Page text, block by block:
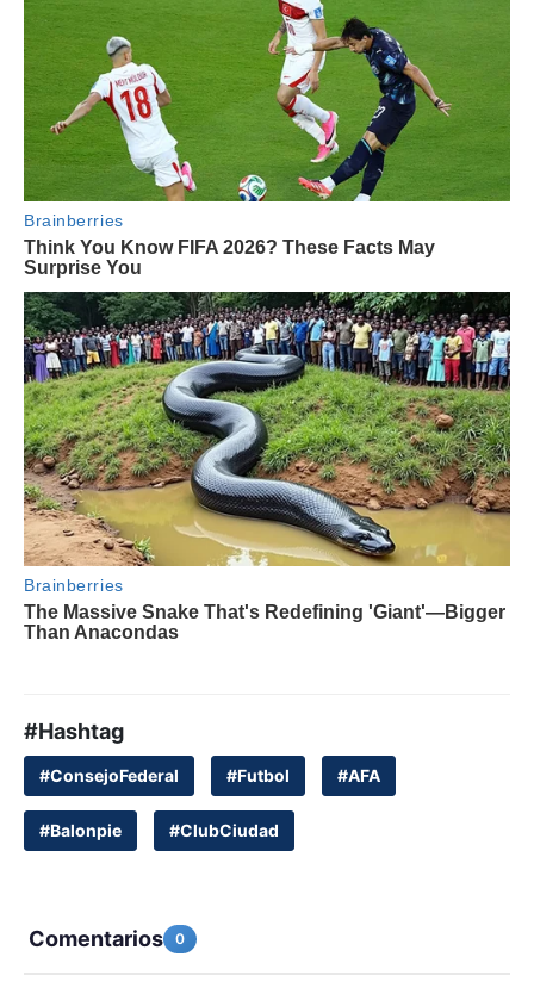
#Hashtag
#ConsejoFederal #Futbol #AFA
#Balonpie #ClubCiudad
Comentarios 0